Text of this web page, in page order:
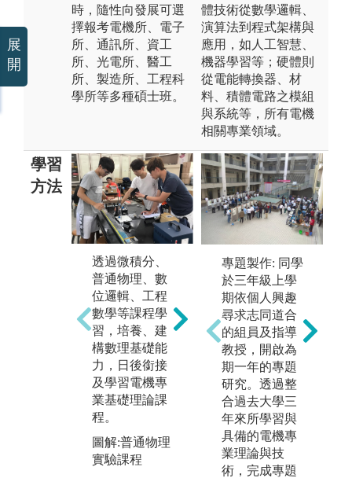
時，隨性向發展可選
擇報考電機所、電子
所、通訊所、資工
所、光電所、醫工
所、製造所、工程科
學所等多種碩士班。
體技術從數學邏輯、
演算法到程式架構與
應用，如人工智慧、
機器學習等；硬體則
從電能轉換器、材
料、積體電路之模組
與系統等，所有電機
相關專業領域。
學習
方法
透過微積分、
普通物理、數
位邏輯、工程
數學等課程學
習，培養、建
構數理基礎能
力，日後銜接
及學習電機專
業基礎理論課
程。
圖解:普通物理
實驗課程
電機專業基礎
理論涵蓋電路
學、電子學、
電磁學、信號
與系統、半導
體物理、程式
設計等課程，
並輔佐實驗課
以增加基礎專
業實作能力，
如數位邏輯實
驗、電子電路
實驗、微控制
專題製作: 同學
於三年級上學
期依個人興趣
尋求志同道合
的組員及指導
教授，開啟為
期一年的專題
研究。透過整
合過去大學三
年來所學習與
具備的電機專
業理論與技
術，完成專題
展
開